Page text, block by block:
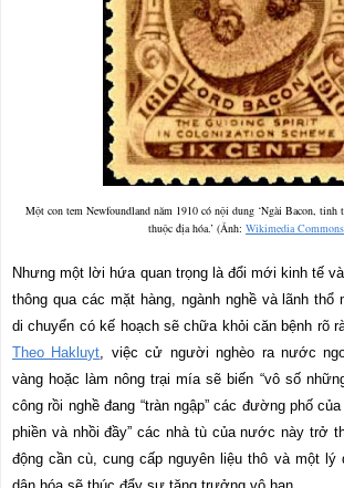
Một con tem Newfoundland năm 1910 có nội dung ‘Ngài Bacon, tinh
thuộc địa hóa.’ (Ảnh: Wikimedia Commons
Nhưng một lời hứa quan trọng là đổi mới kinh tế
thông qua các mặt hàng, ngành nghề và lãnh
di chuyển có kế hoạch sẽ chữa khỏi căn bệnh rõ
Theo Hakluyt , việc cử người nghèo ra nước
vàng hoặc làm nông trại mía sẽ biến “vô số
công rồi nghề đang “tràn ngập” các đường phố
phiền và nhồi đầy” các nhà tù của nước này trở
động cần cù, cung cấp nguyên liệu thô và một lý